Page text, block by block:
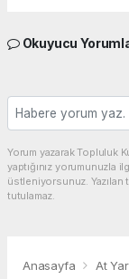
Okuyucu
Yorum yazarak Topluluk
yaptığınız yorumunuzla
üstleniyorsunuz.
tutulamaz.
Anasayfa At